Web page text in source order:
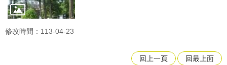
修改時間：113-04-23
回上一頁 回最上面